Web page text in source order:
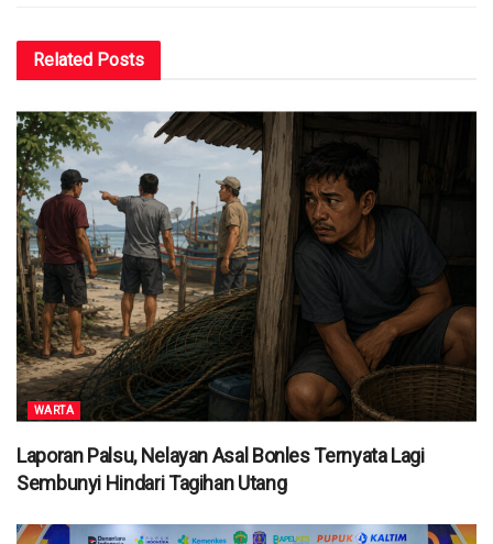
Related Posts
WARTA
Laporan Palsu, Nelayan Asal Bonles Ternyata Lagi
Sembunyi Hindari Tagihan Utang